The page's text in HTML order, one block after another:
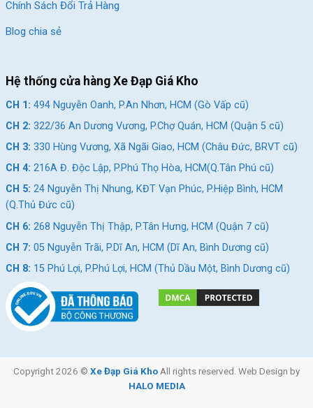
Chính Sách Đổi Trả Hàng
Blog chia sẻ
Hệ thống cửa hàng Xe Đạp Giá Kho
CH 1: 494 Nguyễn Oanh, P.An Nhơn, HCM (Gò Vấp cũ)
CH 2: 322/36 An Dương Vương, P.Chợ Quán, HCM (Quận 5 cũ)
CH 3: 330 Hùng Vương, Xã Ngãi Giao, HCM (Châu Đức, BRVT cũ)
CH 4: 216A Đ. Độc Lập, P.Phú Thọ Hòa, HCM(Q.Tân Phú cũ)
CH 5: 24 Nguyễn Thị Nhung, KĐT Vạn Phúc, P.Hiệp Bình, HCM
(Q.Thủ Đức cũ)
CH 6: 268 Nguyễn Thị Thập, P.Tân Hưng, HCM (Quận 7 cũ)
CH 7: 05 Nguyễn Trãi, P.Dĩ An, HCM (Dĩ An, Bình Dương cũ)
CH 8: 15 Phú Lợi, P.Phú Lợi, HCM (Thủ Dầu Một, Bình Dương cũ)
Copyright 2026 © Xe Đạp Giá KhoAll rights reserved. Web Design by
HALO MEDIA